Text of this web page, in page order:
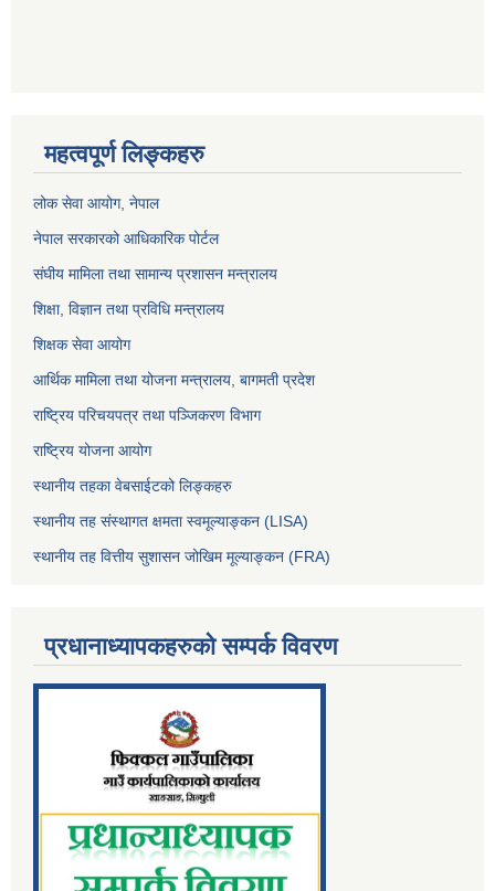
महत्वपूर्ण लिङ्कहरु
लोक सेवा आयोग, नेपाल
नेपाल सरकारको आधिकारिक पोर्टल
संघीय मामिला तथा सामान्य प्रशासन मन्त्रालय
शिक्षा, विज्ञान तथा प्रविधि मन्त्रालय
शिक्षक सेवा आयोग
आर्थिक मामिला तथा योजना मन्त्रालय, बागमती प्रदेश
राष्ट्रिय परिचयपत्र तथा पञ्जिकरण विभाग
राष्ट्रिय योजना आयोग
स्थानीय तहका वेबसाईटको लिङ्कहरु
स्थानीय तह संस्थागत क्षमता स्वमूल्याङ्कन (LISA)
स्थानीय तह वित्तीय सुशासन जोखिम मूल्याङ्कन (FRA)
प्रधानाध्यापकहरुको सम्पर्क विवरण